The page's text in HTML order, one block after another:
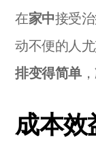
在家中接受
动不便的人
排变得简单
成本效